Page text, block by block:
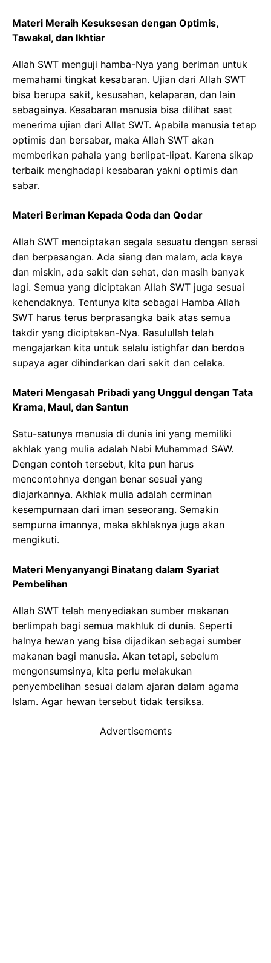
Materi Meraih Kesuksesan dengan Optimis,
Tawakal, dan Ikhtiar
Allah SWT menguji hamba-Nya yang beriman untuk
memahami tingkat kesabaran. Ujian dari Allah SWT
bisa berupa sakit, kesusahan, kelaparan, dan lain
sebagainya. Kesabaran manusia bisa dilihat saat
menerima ujian dari Allat SWT. Apabila manusia tetap
optimis dan bersabar, maka Allah SWT akan
memberikan pahala yang berlipat-lipat. Karena sikap
terbaik menghadapi kesabaran yakni optimis dan
sabar.
Materi Beriman Kepada Qoda dan Qodar
Allah SWT menciptakan segala sesuatu dengan serasi
dan berpasangan. Ada siang dan malam, ada kaya
dan miskin, ada sakit dan sehat, dan masih banyak
lagi. Semua yang diciptakan Allah SWT juga sesuai
kehendaknya. Tentunya kita sebagai Hamba Allah
SWT harus terus berprasangka baik atas semua
takdir yang diciptakan-Nya. Rasulullah telah
mengajarkan kita untuk selalu istighfar dan berdoa
supaya agar dihindarkan dari sakit dan celaka.
Materi Mengasah Pribadi yang Unggul dengan Tata
Krama, Maul, dan Santun
Satu-satunya manusia di dunia ini yang memiliki
akhlak yang mulia adalah Nabi Muhammad SAW.
Dengan contoh tersebut, kita pun harus
mencontohnya dengan benar sesuai yang
diajarkannya. Akhlak mulia adalah cerminan
kesempurnaan dari iman seseorang. Semakin
sempurna imannya, maka akhlaknya juga akan
mengikuti.
Materi Menyanyangi Binatang dalam Syariat
Pembelihan
Allah SWT telah menyediakan sumber makanan
berlimpah bagi semua makhluk di dunia. Seperti
halnya hewan yang bisa dijadikan sebagai sumber
makanan bagi manusia. Akan tetapi, sebelum
mengonsumsinya, kita perlu melakukan
penyembelihan sesuai dalam ajaran dalam agama
Islam. Agar hewan tersebut tidak tersiksa.
Advertisements